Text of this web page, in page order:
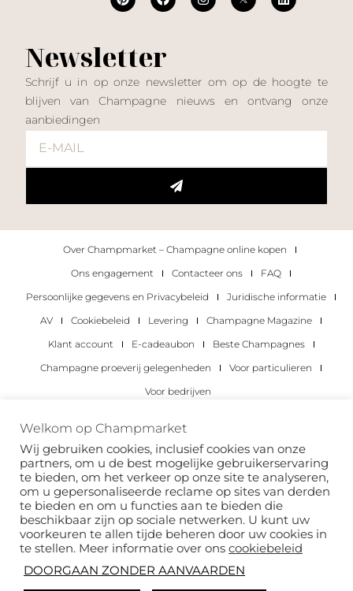
Newsletter
Schrijf u in op onze newsletter om op de hoogte te
blijven van Champagne nieuws en ontvang onze
aanbiedingen
Over Champmarket – Champagne online kopen
Ons engagement
Contacteer ons
FAQ
Persoonlijke gegevens en Privacybeleid
Juridische informatie
AV
Cookiebeleid Levering
Champagne Magazine
Klant account
E-cadeaubon
Beste Champagnes
Champagne proeverij gelegenheden
Voor particulieren
Voor bedrijven
Copyright 2022 © alle rechten voorbehouden.
Welkom op Champmarket
Wij gebruiken cookies, inclusief cookies van onze
partners, om u de best mogelijke gebruikerservaring
te bieden, om het verkeer op onze site te analyseren,
om u gepersonaliseerde reclame op sites van derden
te bieden en om u functies aan te bieden die
beschikbaar zijn op sociale netwerken. U kunt uw
voorkeuren te allen tijde beheren door uw cookies in
te stellen. Meer informatie over ons cookiebeleid
DOORGAAN ZONDER AANVAARDEN